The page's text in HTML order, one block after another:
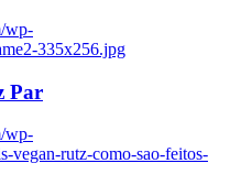
wp-
335x256.jpg
Par
wp-
vegan-rutz-como-sao-feitos-